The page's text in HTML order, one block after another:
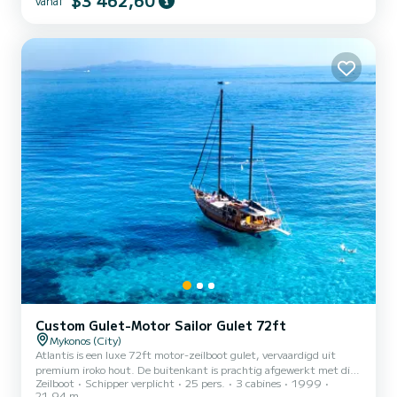
houten dek. Geschikt voor maximaal 8 gasten 's nachts, kan het
personen...
Custom Gulet-Motor Sailor Gulet 72ft
Mykonos (City)
Atlantis is een luxe 72ft motor-zeilboot gulet, vervaardigd uit
premium iroko hout. De buitenkant is prachtig afgewerkt met dik
hout, terwijl het interieur elegante kersen houten accenten heeft.
Zeilboot Schipper verplicht 25 pers. 3 cabines
1999